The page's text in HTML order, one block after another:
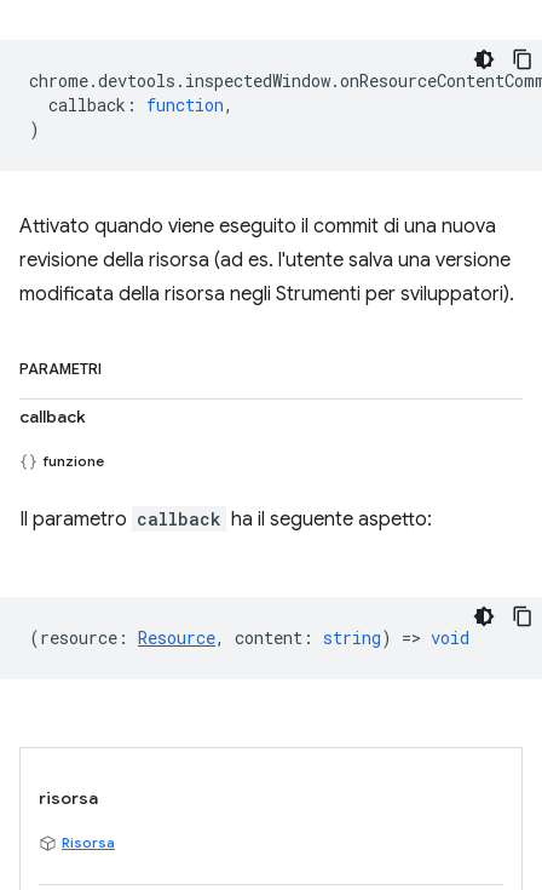
chrome.devtools . inspectedWindow.
callback : function,
)
Attivato quando viene eseguito il commit di una nuova
revisione della risorsa (ad es. l'utente salva una versione
modificata della risorsa negli Strumenti per sviluppatori).
PARAMETRI
callback
funzione
Il parametro callback ha il seguente aspetto:
(resource : Resource, content : string) => void
risorsa
Risorsa